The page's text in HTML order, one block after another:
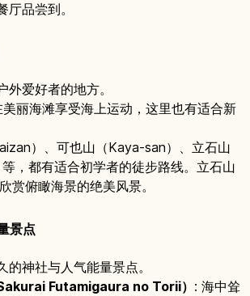
厅品尝到。
爱好者的地方。
美丽海滩享受海上运动，这里也有适合新
）、可也山（Kaya-san）、立石山
等，都有适合初学者的徒步路线。立石山
赏俯瞰海景的绝美风景。
景点
的神社与人气能量景点。
Futamigaura no Torii） : 海中耸